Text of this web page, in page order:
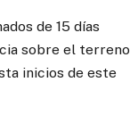
de 15 días
sobre el terreno
inicios de este